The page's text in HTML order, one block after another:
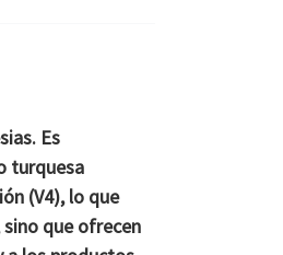
Es
turquesa
(V4), lo que
que ofrecen